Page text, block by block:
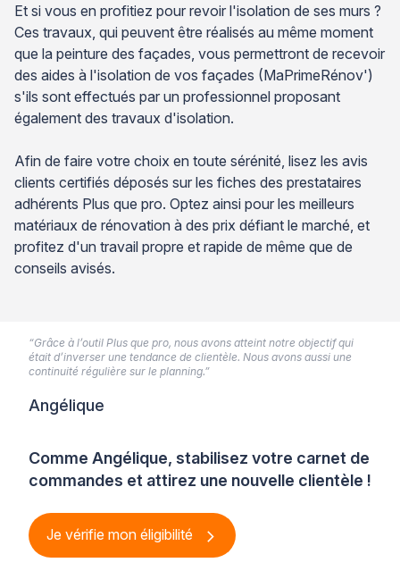
Et si vous en profitiez pour revoir l'isolation de ses murs ?
Ces travaux, qui peuvent être réalisés au même moment
que la peinture des façades, vous permettront de recevoir
des aides à l'isolation de vos façades (MaPrimeRénov')
s'ils sont effectués par un professionnel proposant
également des travaux d'isolation.
Afin de faire votre choix en toute sérénité, lisez les avis
clients certifiés déposés sur les fiches des prestataires
adhérents Plus que pro. Optez ainsi pour les meilleurs
matériaux de rénovation à des prix défiant le marché, et
profitez d'un travail propre et rapide de même que de
conseils avisés.
Comme Angélique, stabilisez votre carnet de
commandes et attirez une nouvelle clientèle !
Je vérifie mon éligibilité
“Grâce à l’outil Plus que pro, nous avons atteint notre objectif qui
était d’inverser une tendance de clientèle. Nous avons aussi une
continuité régulière sur le planning.”
Angélique